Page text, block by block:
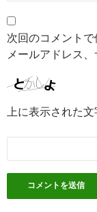
次回のコメントで
メールアドレス、
上に表示された文